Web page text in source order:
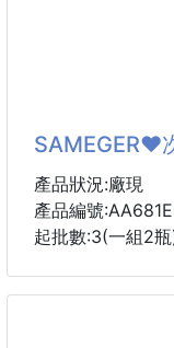
💖 輕盈不
💖 外出補
現在直接
商品：
規格：單
顏色：如圖
人體用 茶樹精
🍃最新報導指出
**一瓶再手 壞細
◆隨時隨地 壞菌埋
◆濃度增加，效
人體專用，全身
◆小巧設計，隨
SAMEGER❤️
產品狀況:廠現
產品編號
起批數:3(一組2瓶
❤️ SAMEGER 肌膚防護